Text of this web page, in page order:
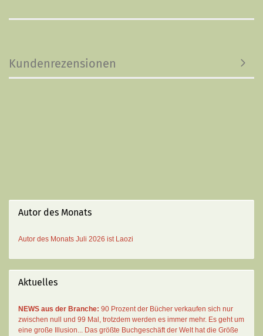
Kundenrezensionen
Autor des Monats
Autor des Monats Juli 2026 ist Laozi
Aktuelles
NEWS aus der Branche: 90 Prozent der Bücher verkaufen sich nur
zwischen null und 99 Mal , trotzdem werden es immer mehr. Es geht um
eine große Illusion... Das größte Buchgeschäft der Welt hat die Größe